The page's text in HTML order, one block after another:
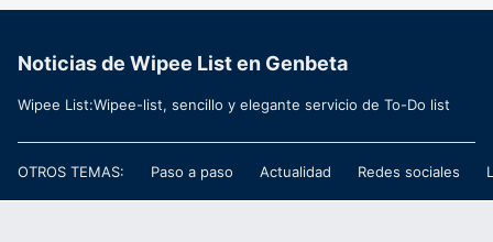
Noticias de Wipee List en Genbeta
Wipee List:Wipee-list, sencillo y elegante servicio de To-Do list
OTROS TEMAS: Paso a paso Actualidad Redes sociales